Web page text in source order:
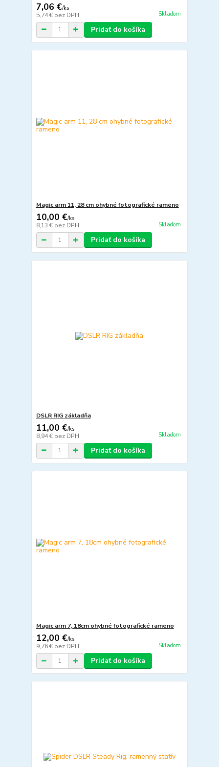
7,06 €/ks
5,74 € bez DPH Skladom
Pridať do košíka
Magic arm 11, 28 cm ohybné fotografické rameno
10,00 €/ks
8,13 € bez DPH Skladom
Pridať do košíka
DSLR RIG základňa
11,00 €/ks
8,94 € bez DPH Skladom
Pridať do košíka
Magic arm 7, 18cm ohybné fotografické rameno
12,00 €/ks
9,76 € bez DPH Skladom
Pridať do košíka